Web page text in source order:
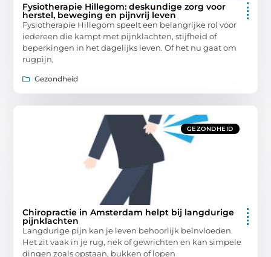
Fysiotherapie Hillegom: deskundige zorg voor
herstel, beweging en pijnvrij leven
Fysiotherapie Hillegom speelt een belangrijke rol voor
iedereen die kampt met pijnklachten, stijfheid of
beperkingen in het dagelijks leven. Of het nu gaat om
rugpijn,
Gezondheid
GEZONDHEID
Chiropractie in Amsterdam helpt bij langdurige
pijnklachten
Langdurige pijn kan je leven behoorlijk beïnvloeden.
Het zit vaak in je rug, nek of gewrichten en kan simpele
dingen zoals opstaan, bukken of lopen